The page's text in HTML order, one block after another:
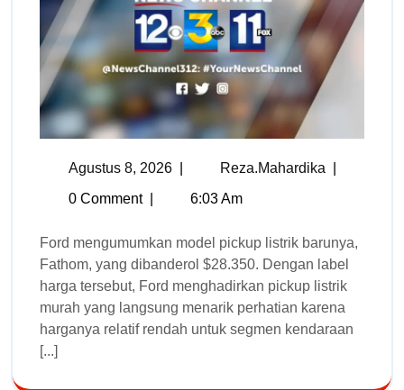
Agustus 8, 2026 Reza.mahardika
0 Comment
6:03 Am
Ford mengumumkan model pickup listrik barunya,
Fathom, yang dibanderol $28.350. Dengan label
harga tersebut, Ford menghadirkan pickup listrik
murah yang langsung menarik perhatian karena
harganya relatif rendah untuk segmen kendaraan
[...]